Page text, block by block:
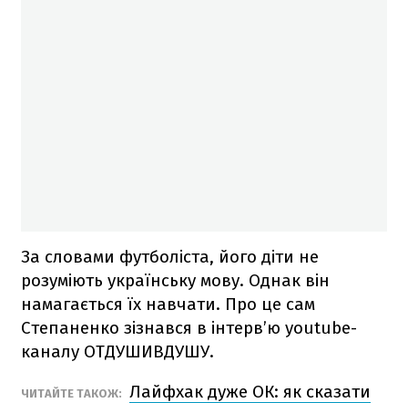
За словами футболіста, його діти не
розуміють українську мову. Однак він
намагається їх навчати. Про це сам
Степаненко зізнався в інтерв’ю youtube-
каналу ОТДУШИВДУШУ.
ЧИТАЙТЕ ТАКОЖ: Лайфхак дуже ОК: як сказати